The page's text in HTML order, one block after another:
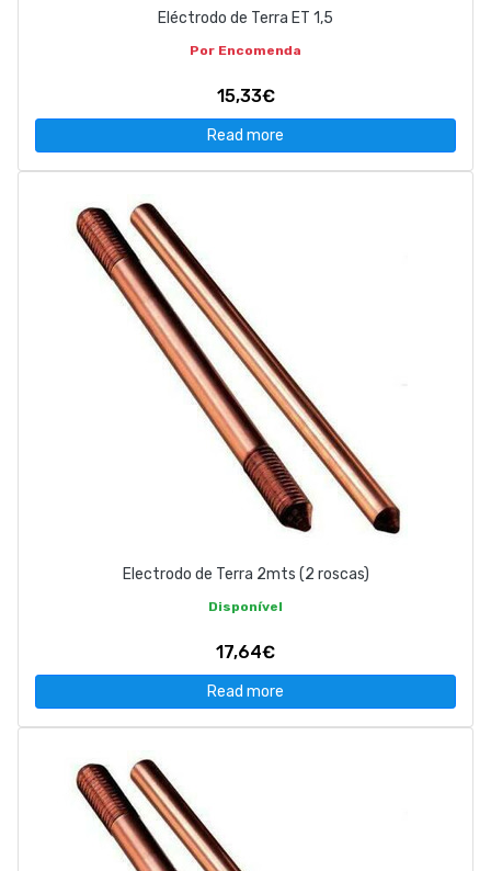
Eléctrodo de Terra ET 1,5
Por Encomenda
15,33€
Read more
Electrodo de Terra 2mts (2 roscas)
Disponível
17,64€
Read more